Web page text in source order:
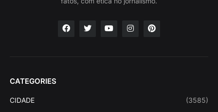
CATEGORIES
CIDADE (3585)